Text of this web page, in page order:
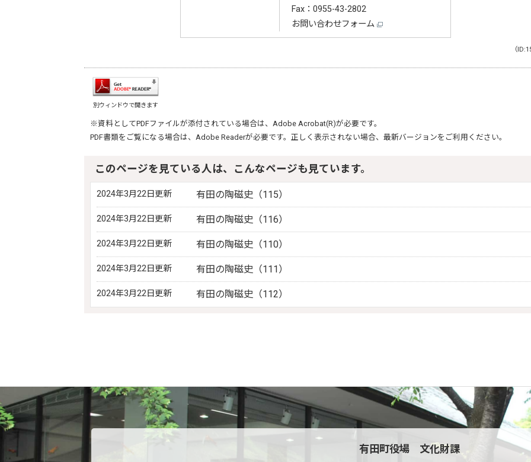
Fax：0955-43-2802
お問い合わせフォーム
（
別ウィンドウで開きます
※資料としてPDFファイルが添付されている場合は、 Adobe Acrobat(R)が必要です。
PDF書類をご覧になる場合は、 Adobe Readerが必要です。正しく表示されない場合、最新バージョンをご利用ください。
このページを見ている人は、こんなページも見ています。
2024年3月22日更新 有田の陶磁史（115）
2024年3月22日更新 有田の陶磁史（116）
2024年3月22日更新 有田の陶磁史（110）
2024年3月22日更新 有田の陶磁史（111）
2024年3月22日更新 有田の陶磁史（112）
有田町役場 文化財課